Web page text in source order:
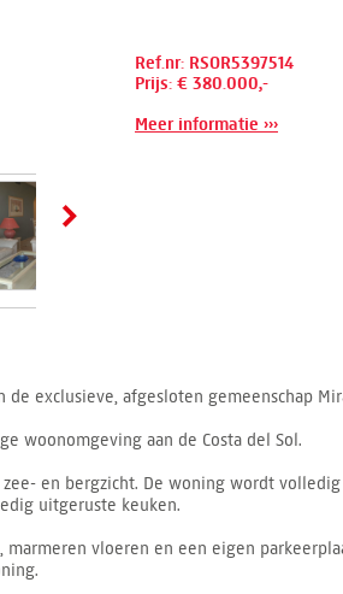
Ref.nr: RSOR5397514
Prijs: € 380.000,-
Meer informatie ›››
exclusieve, afgesloten gemeenschap
woonomgeving aan de Costa del Sol.
en bergzicht. De woning wordt
uitgeruste keuken.
vloeren en een eigen